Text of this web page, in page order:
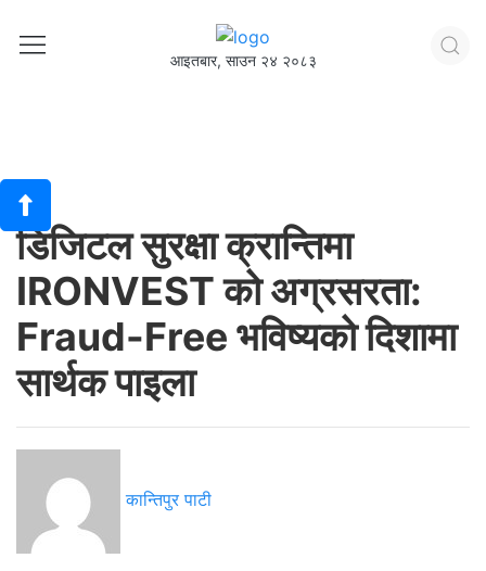
आइतबार, साउन २४ २०८३
डिजिटल सुरक्षा क्रान्तिमा
IRONVEST को अग्रसरता:
Fraud-Free भविष्यको दिशामा
सार्थक पाइला
कान्तिपुर पाटी